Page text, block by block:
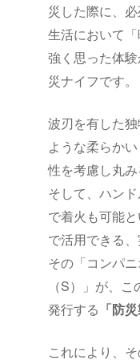
災した際に、
生活において
強く思った体
災ナイフです。
波刃を有した
ような柔らか
性を考慮し丸み
そして、ハン
で着火も可能
で活用できる、
その「コンパ
（S）」が、こ
発行する 「防
これにより、